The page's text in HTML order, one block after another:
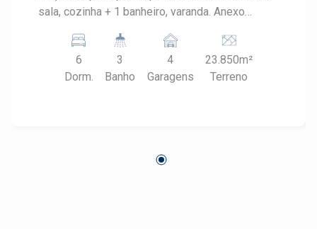
sala, cozinha + 1 banheiro, varanda. Anexo
churrasqueira e 1 banheiro Casa anexa a
principal 2 quartos, sala e cozinha, banheiro e
varanda Casa para caseiro 2 quartos, sala,
6
Dorm.
3
Banho
4
Garagens
23.850m²
Terreno